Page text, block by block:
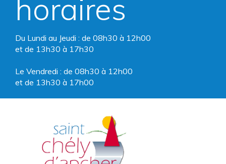
horaires
Du Lundi au Jeudi : de 08h30 à 12h00
et de 13h30 à 17h30
Le Vendredi : de 08h30 à 12h00
et de 13h30 à 17h00